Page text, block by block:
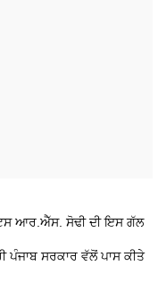
ਆਰ.ਐੱਸ. ਸੋਢੀ ਦੀ ਇਸ ਗੱਲ
ਪੰਜਾਬ ਸਰਕਾਰ ਵੱਲੋਂ ਪਾਸ ਕੀਤੇ